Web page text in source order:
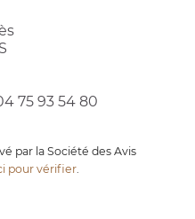
75 93 54 80
par la Société des Avis
pour vérifier.